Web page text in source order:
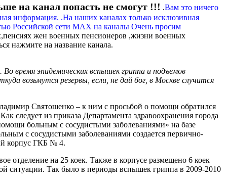
на канал попасть не смогут !!! .Вам это ничего
информация. .На наших каналах только исклюзивная
Российской сети МАХ на каналы Очень просим
жен военных пенсионеров ,жизни военных
нажмите на название канала.
время эпидемических вспышек гриппа и подъемов
возьмутся резервы, если, не дай бог, в Москве случится
Святошенко – к ним с просьбой о помощи обратился
следует из приказа Департамента здравоохранения города
больным с сосудистыми заболеваниями» на базе
с сосудистыми заболеваниями создается первично-
корпус ГКБ № 4.
отделение на 25 коек. Также в корпусе размещено 6 коек
ситуации. Так было в периоды вспышек гриппа в 2009-2010